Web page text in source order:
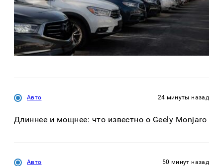
Авто 24 минуты назад
Длиннее и мощнее: что известно о Geely Monjaro
Авто 50 минут назад